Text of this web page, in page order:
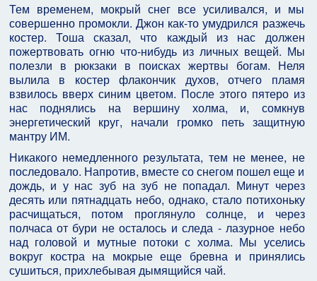
Тем временем, мокрый снег все усиливался, и мы
совершенно промокли. Джон как-то умудрился разжечь
костер. Тоша сказал, что каждый из нас должен
пожертвовать огню что-нибудь из личных вещей. Мы
полезли в рюкзаки в поисках жертвы богам. Неля
вылила в костер флакончик духов, отчего пламя
взвилось вверх синим цветом. После этого пятеро из
нас поднялись на вершину холма, и, сомкнув
энергетический круг, начали громко петь защитную
мантру ИМ.
Никакого немедленного результата, тем не менее, не
последовало. Напротив, вместе со снегом пошел еще и
дождь, и у нас зуб на зуб не попадал. Минут через
десять или пятнадцать небо, однако, стало потихоньку
расчищаться, потом проглянуло солнце, и через
полчаса от бури не осталось и следа - лазурное небо
над головой и мутные потоки с холма. Мы уселись
вокруг костра на мокрые еще бревна и принялись
сушиться, прихлебывая дымящийся чай.